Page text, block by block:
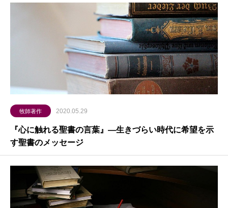
牧師著作 2020.05.29
『心に触れる聖書の言葉』―生きづらい時代に希望を示
す聖書のメッセージ